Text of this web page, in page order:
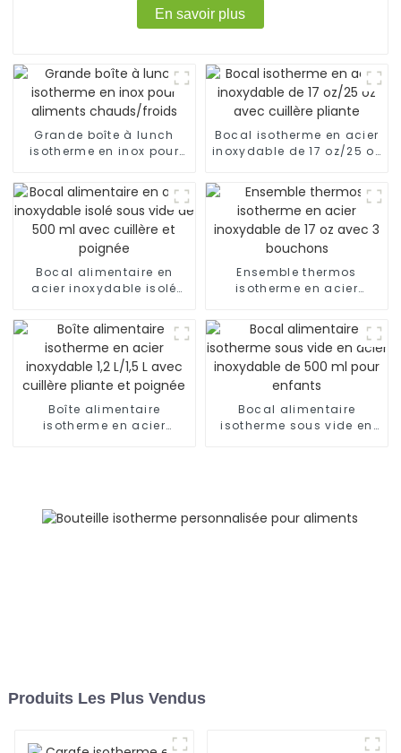
En savoir plus
Grande boîte à lunch
isotherme en inox pour
Bocal isotherme en acier
inoxydable de 17 oz/25 oz
Bocal alimentaire en
acier inoxydable isolé
avec cuillère et poignée
Ensemble thermos
isotherme en acier
3 bouchons
Boîte alimentaire
isotherme en acier
Bocal alimentaire
isotherme sous vide en
Produits Les Plus Vendus